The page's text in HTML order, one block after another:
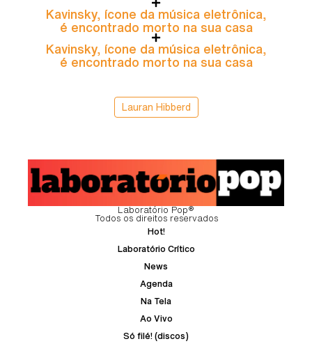
Kavinsky, ícone da música eletrônica,
é encontrado morto na sua casa
Kavinsky, ícone da música eletrônica,
é encontrado morto na sua casa
Lauran Hibberd
Laboratório Pop®
Todos os direitos reservados
Hot!
Laboratório Crítico
News
Agenda
Na Tela
Ao Vivo
Só filé! (discos)